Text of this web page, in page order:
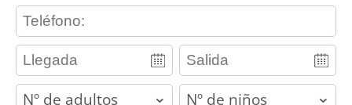
contact_phone
adults children